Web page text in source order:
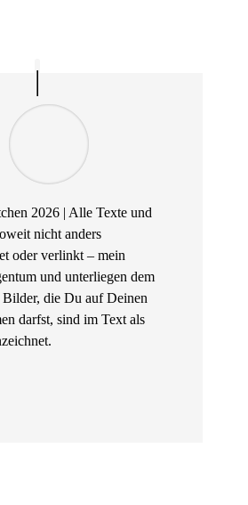
2026 | Alle Texte und
nicht anders
oder verlinkt – mein
und unterliegen dem
die Du auf Deinen
darfst, sind im Text als